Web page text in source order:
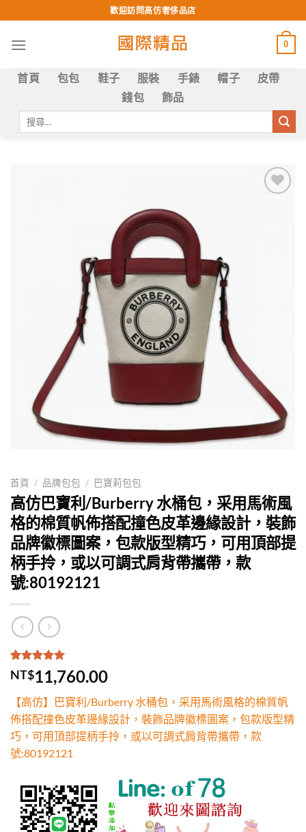
to
content
歡迎訪問高仿奢侈品店
0
首頁 包包 鞋子 服裝 手錶 帽子
皮帶
錢包
飾品
首頁 / 品牌包包 / 巴寶莉包包
高仿巴寶利/Burberry 水桶包，采用馬術風
格的棉質帆佈搭配撞色皮革邊緣設計，裝飾
品牌徽標圖案，包款版型精巧，可用頂部提
柄手拎，或以可調式肩背帶攜帶，款
號:80192121
評分5.00 /
5，已有
2
位
分
NT$11,760.00
【高仿】巴寶利/Burberry 水桶包，采用馬術風格的棉質帆
佈搭配撞色皮革邊緣設計，裝飾品牌徽標圖案，包款版型精
巧，可用頂部提柄手拎，或以可調式肩背帶攜帶，款
號:80192121